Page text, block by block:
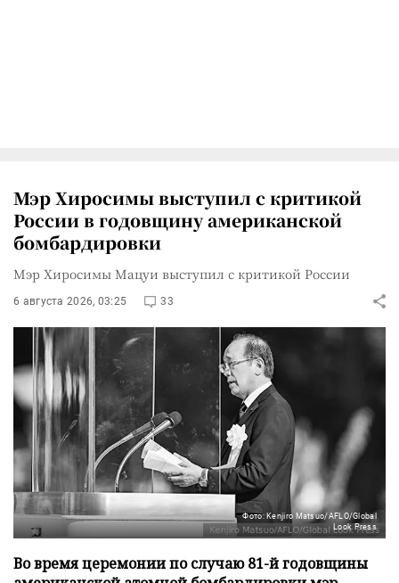
Мэр Хиросимы выступил с критикой
России в годовщину американской
бомбардировки
Мэр Хиросимы Мацуи выступил с критикой России
6 августа 2026, 03:25 33
Фото: Kenjiro Matsuo/AFLO/Global
Look Press
Во время церемонии по случаю 81-й годовщины